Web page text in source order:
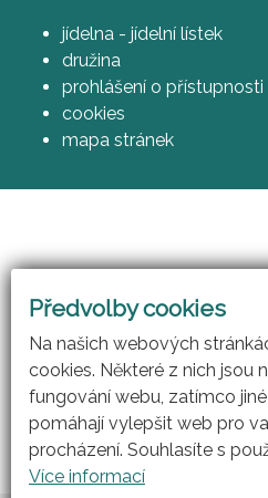
jídelna - jídelní lístek
družina
prohlášení o přístupnosti
cookies
mapa stránek
(CZ.1.07/
Předvolby cookies
Na našich webových
cookies. Některé z nich jsou
fungování webu, zatímco
pomáhají vylepšit web pro
procházení. Souhlasíte s
Více informací